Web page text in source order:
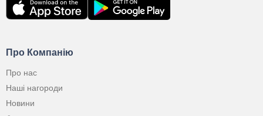
Про Компанію
Про нас
Наші нагороди
Новини